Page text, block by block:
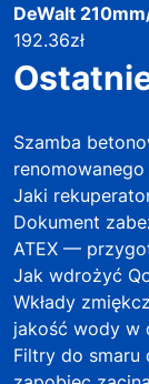
DeWalt
192.36zł
Szamba
Jaki
Dokument
ATEX —
Jak wdrożyć
Wkłady
jakość wody w
Filtry do smaru